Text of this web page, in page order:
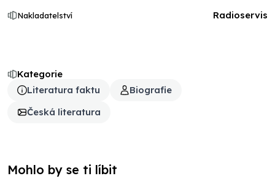
Kategorie
Literatura faktu
Biografie
Česká literatura
Nakladatelství Radioservis
Mohlo by se ti líbit